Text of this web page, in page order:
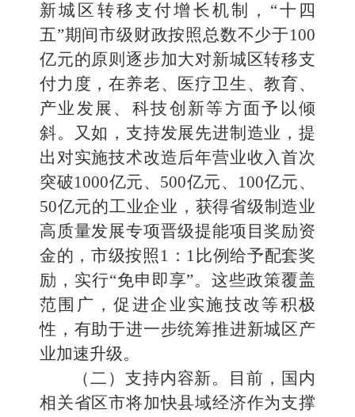
新城区转移支付增长机制，“十四
五”期间市级财政按照总数不少于100
亿元的原则逐步加大对新城区转移支
付力度，在养老、医疗卫生、教育、
产业发展、科技创新等方面予以倾
斜。又如，支持发展先进制造业，提
出对实施技术改造后年营业收入首次
突破1000亿元、500亿元、100亿元、
50亿元的工业企业，获得省级制造业
高质量发展专项晋级提能项目奖励资
金的，市级按照1：1比例给予配套奖
励，实行“免申即享”。这些政策覆盖
范围广，促进企业实施技改等积极
性，有助于进一步统筹推进新城区产
业加速升级。
（二）支持内容新。目前，国内
相关省区市将加快县域经济作为支撑